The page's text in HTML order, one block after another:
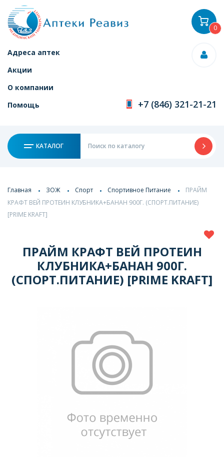
Адреса аптек
Акции
О компании
Помощь
+7 (846) 321-21-21
КАТАЛОГ
0
Главная ЗОЖ Спорт Спортивное Питание
ПРАЙМ
КРАФТ ВЕЙ ПРОТЕИН КЛУБНИКА+БАНАН 900Г. (СПОРТ.ПИТАНИЕ)
[PRIME KRAFT]
ПРАЙМ КРАФТ ВЕЙ ПРОТЕИН
КЛУБНИКА+БАНАН 900Г.
(СПОРТ.ПИТАНИЕ) [PRIME KRAFT]